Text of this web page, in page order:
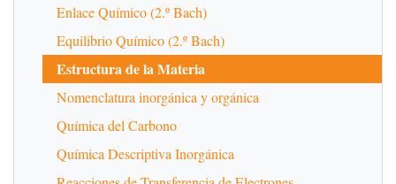
Enlace Químico (2.º Bach)
Equilibrio Químico (2.º Bach)
Estructura de la Materia
Nomenclatura inorgánica y orgánica
Química del Carbono
Química Descriptiva Inorgánica